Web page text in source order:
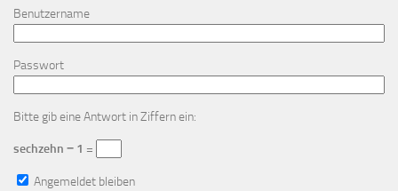
Benutzername
Passwort
Bitte gib eine Antwort in Ziffern ein:
sechzehn − 1 =
Angemeldet bleiben